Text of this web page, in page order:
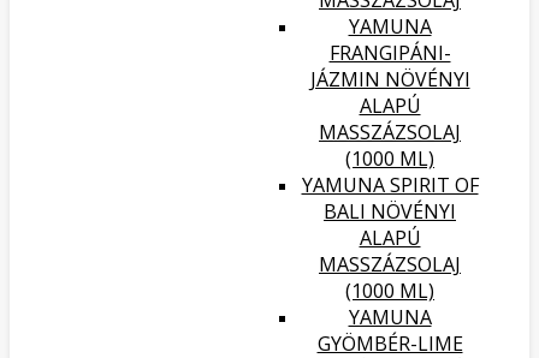
YAMUNA
FRANGIPÁNI-
JÁZMIN NÖVÉNYI
ALAPÚ
MASSZÁZSOLAJ
(1000 ML)
YAMUNA SPIRIT OF
BALI NÖVÉNYI
ALAPÚ
MASSZÁZSOLAJ
(1000 ML)
YAMUNA
GYÖMBÉR-LIME